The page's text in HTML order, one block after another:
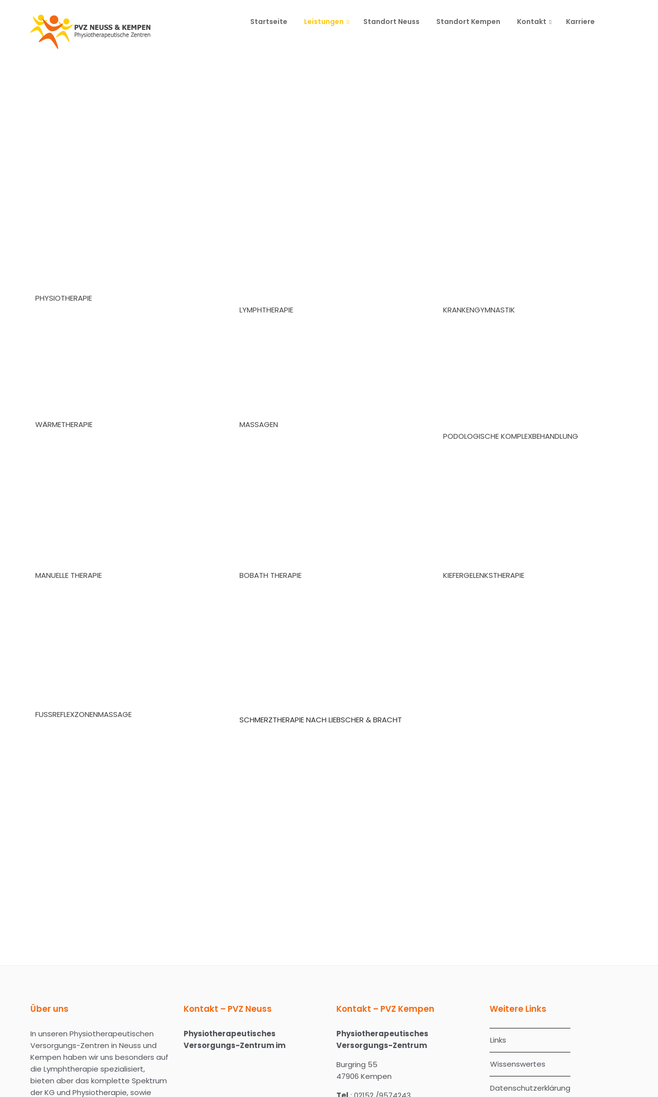
Startseite Leistungen Standort Neuss Standort Kempen Kontakt Karriere
PHYSIOTHERAPIE
LYMPHTHERAPIE
KRANKENGYMNASTIK
WÄRMETHERAPIE
MASSAGEN
PODOLOGISCHE KOMPLEXBEHANDLUNG
MANUELLE THERAPIE BOBATH THERAPIE KIEFERGELENKSTHERAPIE
FUSSREFLEXZONENMASSAGE
SCHMERZTHERAPIE NACH LIEBSCHER & BRACHT
Über uns
In unseren Physiotherapeutischen
Versorgungs-Zentren in Neuss und
Kempen haben wir uns besonders auf
die Lymphtherapie spezialisiert,
bieten aber das komplette Spektrum
der KG und Physiotherapie, sowie
Kontakt – PVZ Neuss
Physiotherapeutisches
Versorgungs-Zentrum im
Kontakt – PVZ Kempen
Physiotherapeutisches
Versorgungs-Zentrum
Burgring 55
47906 Kempen
Weitere Links
Links
Wissenswertes
Datenschutzerklärung